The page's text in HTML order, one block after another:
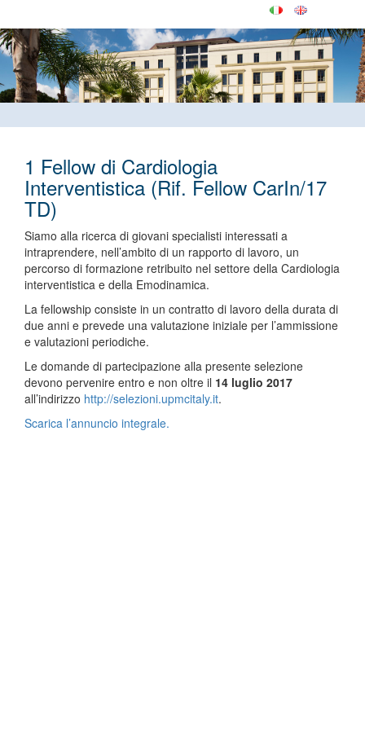
1 Fellow di Cardiologia
Interventistica (Rif. Fellow CarIn/17
TD)
Siamo alla ricerca di giovani specialisti interessati a
intraprendere, nell’ambito di un rapporto di lavoro, un
percorso di formazione retribuito nel settore della Cardiologia
interventistica e della Emodinamica.
La fellowship consiste in un contratto di lavoro della durata di
due anni e prevede una valutazione iniziale per l’ammissione
e valutazioni periodiche.
Le domande di partecipazione alla presente selezione
devono pervenire entro e non oltre il 14 luglio 2017
all’indirizzo http://selezioni.upmcitaly.it.
Scarica l’annuncio integrale.